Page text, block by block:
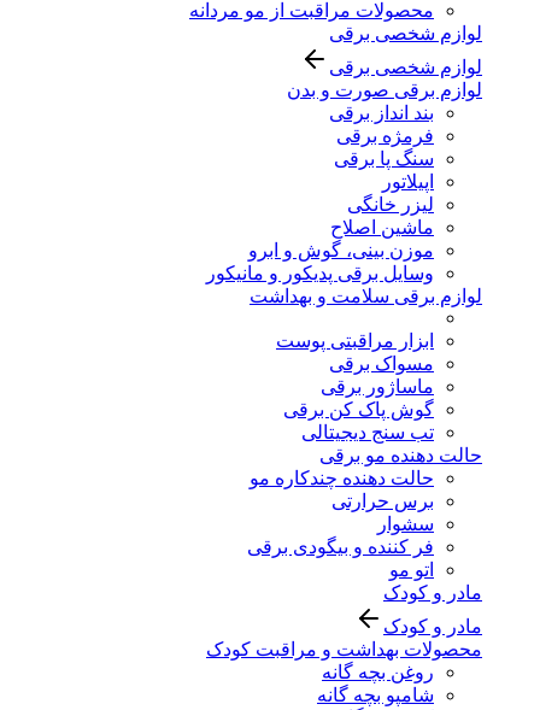
محصولات مراقبت از مو مردانه
لوازم شخصی برقی
لوازم شخصی برقی
لوازم برقی صورت و بدن
بند انداز برقی
فرمژه برقی
سنگ پا برقی
اپیلاتور
لیزر خانگی
ماشین اصلاح
موزن بینی، گوش و ابرو
وسایل برقی پدیکور و مانیکور
لوازم برقی سلامت و بهداشت
ابزار مراقبتی پوست
مسواک برقی
ماساژور برقی
گوش پاک کن برقی
تب سنج دیجیتالی
حالت دهنده مو برقی
حالت دهنده چندکاره مو
برس حرارتی
سشوار
فر کننده و بیگودی برقی
اتو مو
مادر و کودک
مادر و کودک
محصولات بهداشت و مراقبت کودک
روغن بچه گانه
شامپو بچه گانه